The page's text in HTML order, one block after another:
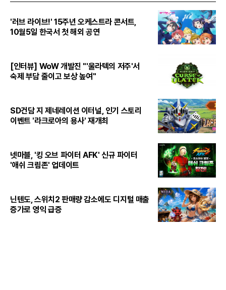
'러브 라이브!' 15주년 오케스트라 콘서트,
10월5일 한국서 첫 해외 공연
[인터뷰] WoW 개발진 "'울라텍의 저주'서
숙제 부담 줄이고 보상 높여"
SD건담 지 제네레이션 이터널, 인기 스토리
이벤트 '라크로아의 용사' 재개최
넷마블, '킹 오브 파이터 AFK' 신규 파이터
'애쉬 크림존' 업데이트
닌텐도, 스위치2 판매량 감소에도 디지털 매출
증가로 영익 급증